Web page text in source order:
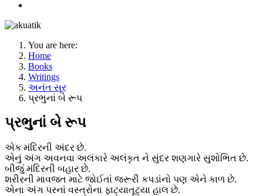
You are here:
Home
Books
Writings
અનંત સૂર
પ્રભુનાં બે રૂપ
પ્રભુનાં બે રૂપ
એક મંદિરની અંદર છે.
એનું અંગ અવનવા અલંકારે અલંકૃત ને સુંદર શણગારે સુશોભિત છે.
બીજું મંદિરની બહાર છે.
શરીરની માવજત માટે જોઈતાં જરૂરી કપડાંનો પણ એને કાળ છે.
એના અંગ પરનાં વસ્ત્રોના ફાટ્યાતૂટ્યા હાલ છે.